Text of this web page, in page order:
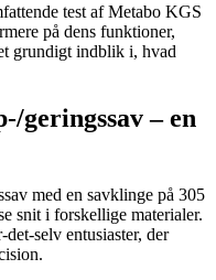
test af Metabo KGS
på dens funktioner,
grundigt indblik i, hvad
geringssav – en
med en savklinge på 305
snit i forskellige materialer.
selv entusiaster, der